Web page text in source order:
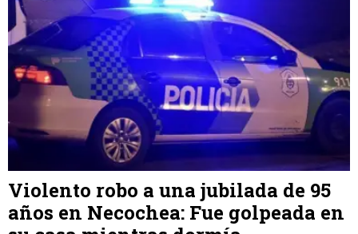
Violento robo a una jubilada de 95
años en Necochea: Fue golpeada en